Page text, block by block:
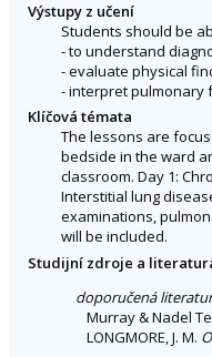
Výstupy z učení
Students should be
- to understand
- evaluate physical
- interpret pulmonary
Klíčová témata
The lessons are
bedside in the ward
classroom. Day 1:
Interstitial lung
examinations,
will be included.
Studijní zdroje a
doporučená
Murray & Nadel
LONGMORE, J. M.